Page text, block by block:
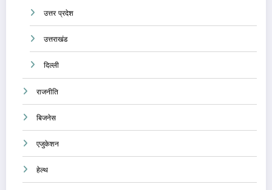
उत्तर प्रदेश
उत्तराखंड
दिल्ली
राजनीति
बिजनेस
एजुकेशन
हेल्थ